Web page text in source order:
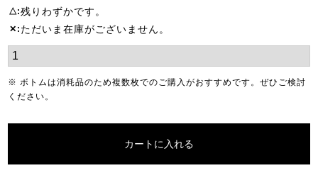
△ 残りわずかです。
✕ ただいま在庫がございません。
※ ボトムは消耗品のため複数枚でのご購入がおすすめです。ぜひご検討
ください。
カートに入れる